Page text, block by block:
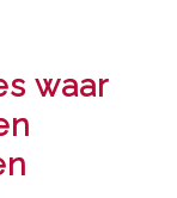
waar